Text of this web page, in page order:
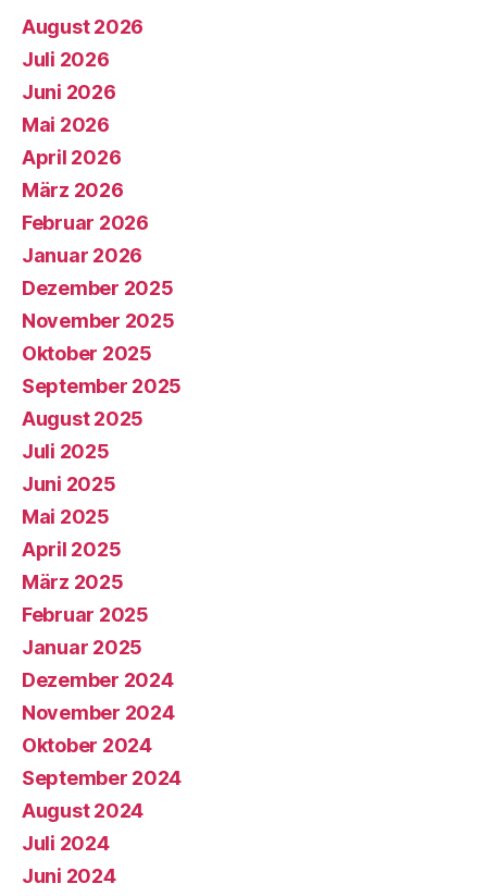
August 2026
Juli 2026
Juni 2026
Mai 2026
April 2026
März 2026
Februar 2026
Januar 2026
Dezember 2025
November 2025
Oktober 2025
September 2025
August 2025
Juli 2025
Juni 2025
Mai 2025
April 2025
März 2025
Februar 2025
Januar 2025
Dezember 2024
November 2024
Oktober 2024
September 2024
August 2024
Juli 2024
Juni 2024